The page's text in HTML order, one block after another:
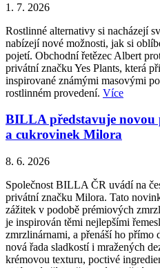
1. 7. 2026
Rostlinné alternativy si nacházejí
nabízejí nové možnosti, jak si
pojetí. Obchodní řetězec Albert
privátní značku Yes Plants, která
inspirované známými masovými
rostlinném provedení. Více
BILLA představuje
a cukrovinek Milora
8. 6. 2026
Společnost BILLA ČR uvádí na
privátní značku Milora. Tato
zážitek v podobě prémiových
je inspirován těmi nejlepšími
zmrzlinárnami, a přenáší ho přímo
nová řada sladkostí i mražených
krémovou texturu, poctivé